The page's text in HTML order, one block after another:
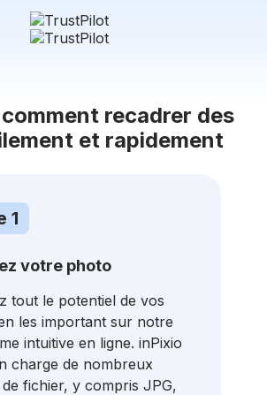
recadrer des
et rapidement
1
votre photo
tout le potentiel de vos
les important sur notre
intuitive en ligne. inPixio
charge de nombreux
fichier, y compris JPG,